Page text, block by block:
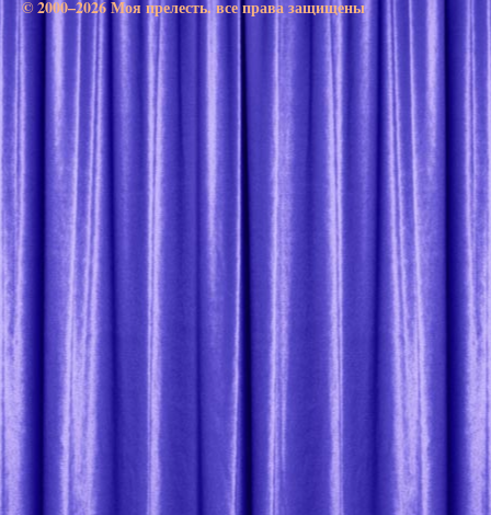
© 2000–2026 Моя прелесть. все права защищены